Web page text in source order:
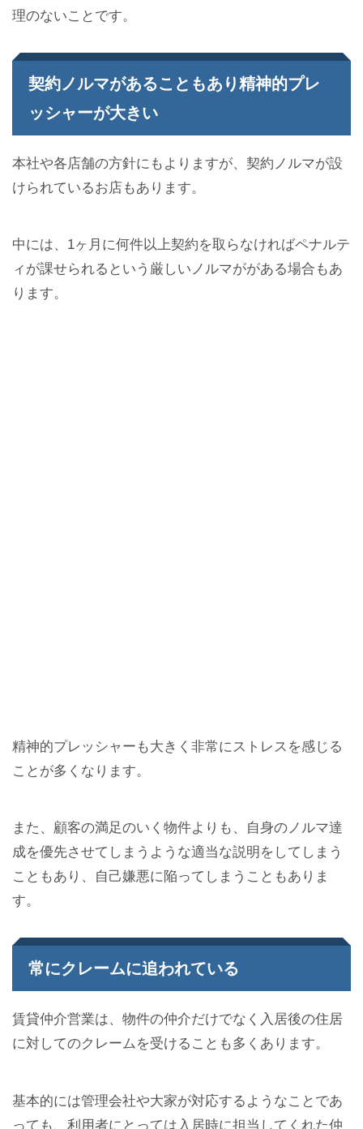
理のないことです。
契約ノルマがあることもあり精神的プレ
ッシャーが大きい
本社や各店舗の方針にもよりますが、契約ノルマが設
けられているお店もあります。
中には、1ヶ月に何件以上契約を取らなければペナルテ
ィが課せられるという厳しいノルマががある場合もあ
ります。
精神的プレッシャーも大きく非常にストレスを感じる
ことが多くなります。
また、顧客の満足のいく物件よりも、自身のノルマ達
成を優先させてしまうような適当な説明をしてしまう
こともあり、自己嫌悪に陥ってしまうこともありま
す。
常にクレームに追われている
賃貸仲介営業は、物件の仲介だけでなく入居後の住居
に対してのクレームを受けることも多くあります。
基本的には管理会社や大家が対応するようなことであ
っても、利用者にとっては入居時に担当してくれた仲